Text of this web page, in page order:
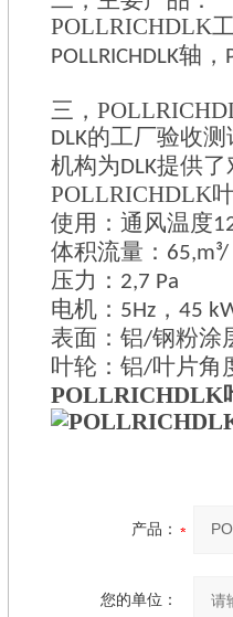
POLLRICHDLK
POLLRICHDLK轴，
三，
DLK的工厂验收
机构为 DLK提供了
POLLRICHDLK
使用：通风温度
体积流量：
压力： 2,7 Pa
电机： 5Hz ， 45
表面：铝/钢粉涂
叶轮：铝/叶片角
POLLRICHDLK
产品：
您的单位：